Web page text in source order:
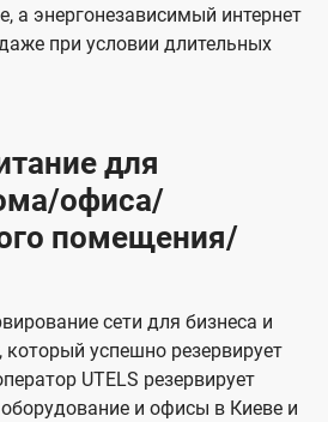
а энергонезависимый интернет
при условии длительных
для
офиса/
помещения/
сети для бизнеса и
который успешно резервирует
UTELS резервирует
оборудование и офисы в Киеве и